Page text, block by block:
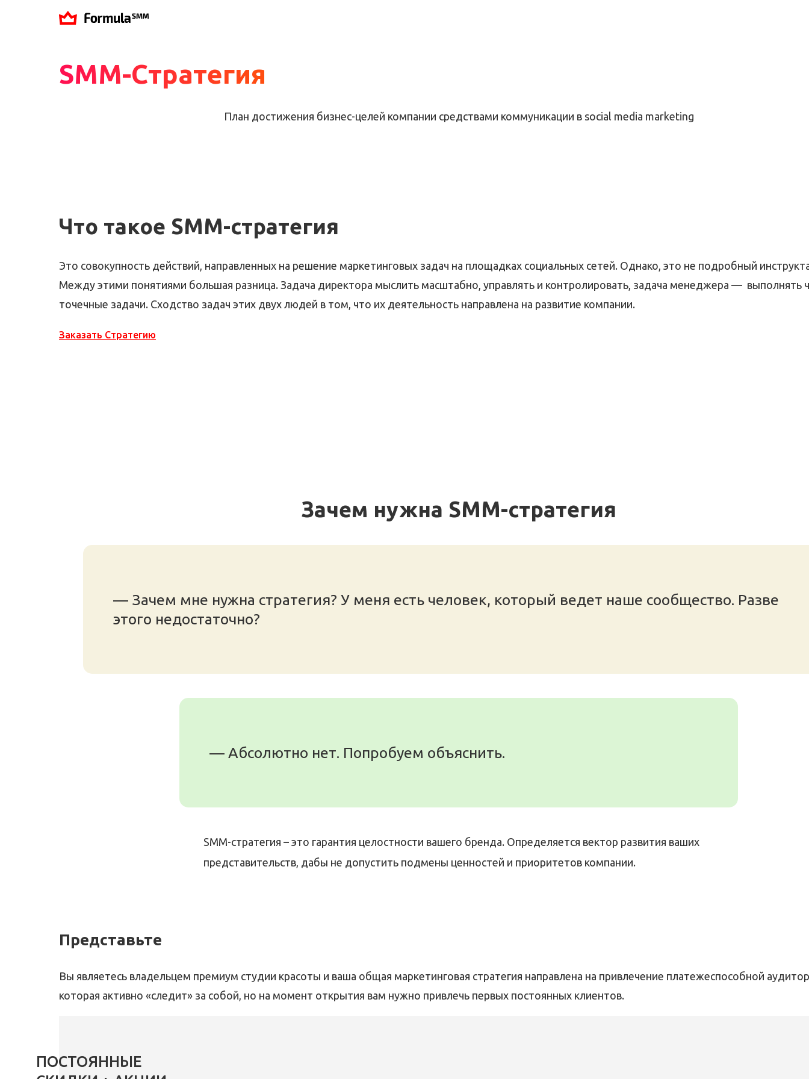
SMM-Стратегия
План достижения бизнес-целей компании средствами коммуникации в social media marketing
Что такое SMM-стратегия
Это совокупность действий, направленных на решение маркетинговых задач на площадках социальных сетей. Однако, это не подробный
Между этими понятиями большая разница. Задача директора мыслить масштабно, управлять и контролировать, задача менеджера — выполнять
точечные задачи. Сходство задач этих двух людей в том, что их деятельность направлена на развитие компании.
Заказать Стратегию
Зачем нужна SMM-стратегия
— Зачем мне нужна стратегия? У меня есть человек, который ведет наше сообщество. Разве
этого недостаточно?
— Абсолютно нет. Попробуем объяснить.
SMM-стратегия – это гарантия целостности вашего бренда. Определяется вектор развития ваших
представительств, дабы не допустить подмены ценностей и приоритетов компании.
Представьте
Вы являетесь владельцем премиум студии красоты и ваша общая маркетинговая стратегия направлена на привлечение платежеспособной
которая активно «следит» за собой, но на момент открытия вам нужно привлечь первых постоянных клиентов.
ПОСТОЯННЫЕ